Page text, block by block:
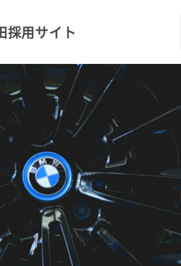
採用サイト
総合採用
Topに戻る